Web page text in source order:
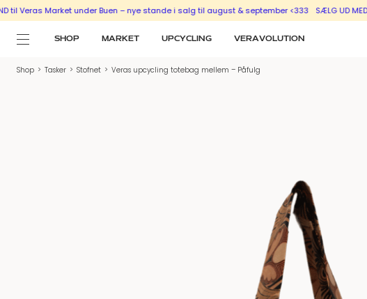
Veras Market under Buen – nye stande i salg til august & september <333 SÆLG UD MED EN
SHOP MARKET UPCYCLING VERAVOLUTION
Shop > Tasker > Stofnet > Veras upcycling totebag mellem – Påfulg